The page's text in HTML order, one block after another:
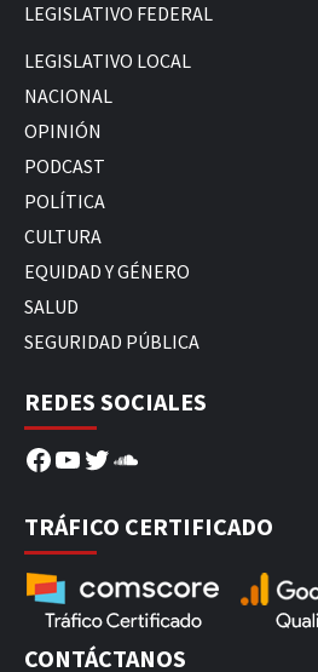
LEGISLATIVO FEDERAL
LEGISLATIVO LOCAL
NACIONAL
OPINIÓN
PODCAST
POLÍTICA
CULTURA
EQUIDAD Y GÉNERO
SALUD
SEGURIDAD PÚBLICA
REDES SOCIALES
Facebook
YouTube
Twitter
SoundCloud
TRÁFICO CERTIFICADO
CONTÁCTANOS